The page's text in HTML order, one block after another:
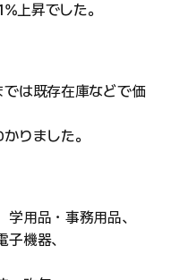
上昇でした。
は既存在庫などで価
りました。
用品・事務用品、
機器、